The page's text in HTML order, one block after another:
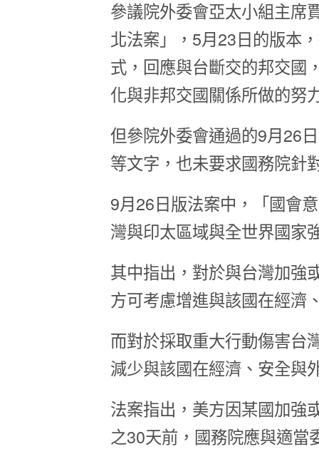
參議院外委會亞太小組主席
北法案」，5月23日的版本
式，回應與台斷交的邦交國
化與非邦交國關係所做的努
但參院外委會通過的9月26
等文字，也未要求國務院針
9月26日版法案中，「國會
灣與印太區域與全世界國家
其中指出，對於與台灣加強
方可考慮增進與該國在經濟
而對於採取重大行動傷害台
減少與該國在經濟、安全與
法案指出，美方因某國加強
之30天前，國務院應與適當